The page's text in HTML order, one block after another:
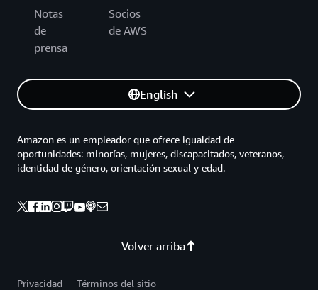
Notas
de
prensa
Socios
de AWS
English
Volver arriba
Amazon es un empleador que ofrece igualdad de
oportunidades: minorías, mujeres, discapacitados, veteranos,
identidad de género, orientación sexual y edad.
Privacidad Términos del sitio